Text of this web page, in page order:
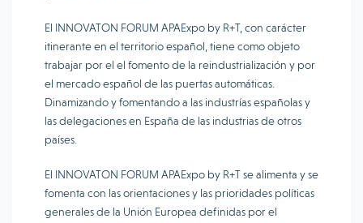
El INNOVATON FORUM APAExpo by R+T, con carácter
itinerante en el territorio español, tiene como objeto
trabajar por el el fomento de la reindustrialización y por
el mercado español de las puertas automáticas.
Dinamizando y fomentando a las industrías españolas y
las delegaciones en España de las industrias de otros
países.
El INNOVATON FORUM APAExpo by R+T se alimenta y se
fomenta con las orientaciones y las prioridades políticas
generales de la Unión Europea definidas por el